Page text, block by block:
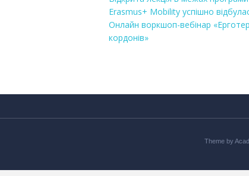
Erasmus+ Mobility успішно
Онлайн воркшоп-вебінар
кордонів»
Theme by